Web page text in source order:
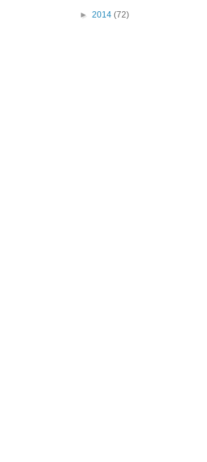
► 2014 (72)